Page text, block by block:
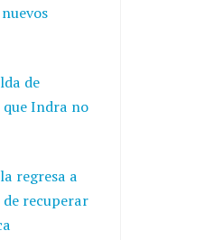
de
que Indra no
regresa a
recuperar